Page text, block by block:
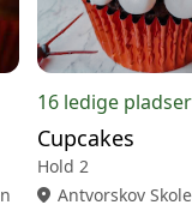
16 ledige pladser
Cupcakes
Hold 2
location_on Antvorskov